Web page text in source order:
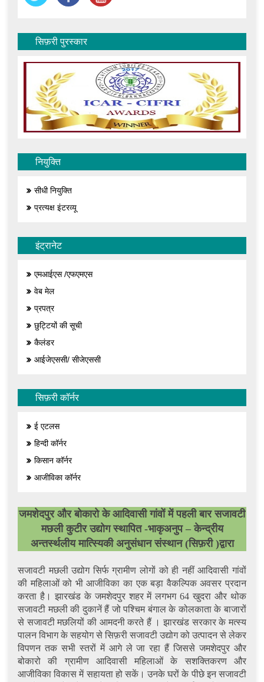
सिफ़री पुरस्कार
नियुक्ति
सीधी नियुक्ति
प्रत्यक्ष इंटरव्यू
इंट्रानेट
एमआईएस /एफएमएस
वेब मेल
प्रपत्र
छुट्टियों की सूची
कैलंडर
आईजेएससी/ सीजेएससी
सिफ़री कॉर्नर
ई एटलस
हिन्दी कॉर्नर
किसान कॉर्नर
आजीविका कॉर्नर
जमशेदपुर और बोकारो के आदिवासी गांवों में पहली बार सजावटी
मछली कुटीर उद्योग स्थापित -भाकृअनुप – केन्द्रीय
अन्तर्स्थलीय मात्स्यिकी अनुसंधान संस्थान (सिफ़री )द्वारा
सजावटी मछली उद्योग सिर्फ ग्रामीण लोगों को ही नहीं आदिवासी गांवों
की महिलाओं को भी आजीविका का एक बड़ा वैकल्पिक अवसर प्रदान
करता है। झारखंड के जमशेदपुर शहर में लगभग 64 खुदरा और थोक
सजावटी मछली की दुकानें हैं जो पश्चिम बंगाल के कोलकाता के बाजारों
से सजावटी मछलियों की आमदनी करते हैं । झारखंड सरकार के मत्स्य
पालन विभाग के सहयोग से सिफ़री सजावटी उद्योग को उत्पादन से लेकर
विपणन तक सभी स्तरों में आगे ले जा रहा हैं जिससे जमशेदपुर और
बोकारो की ग्रामीण आदिवासी महिलाओं के सशक्तिकरण और
आजीविका विकास में सहायता हो सकें। उनके घरों के पीछे इन सजावटी